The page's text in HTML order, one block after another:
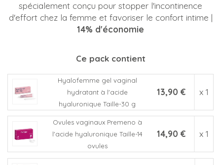
spécialement conçu pour stopper l'incontinence
d'effort chez la femme et favoriser le confort intime |
14% d'économie
Ce pack contient
Hyalofemme gel vaginal
hydratant à l'acide
hyaluronique Taille-30 g
13,90 € x 1
Ovules vaginaux Premeno à
l'acide hyaluronique Taille-14
ovules
14,90 € x 1